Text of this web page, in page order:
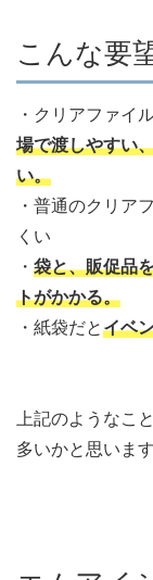
こんな要
・クリアファイ
場で渡しやすい
い。
・普通のクリア
くい
・ 袋と、販促品
トがかかる。
・紙袋だとイベ
上記のようなこ
多いかと思います